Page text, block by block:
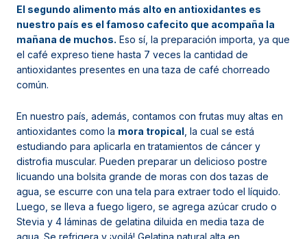
El segundo alimento más alto en antioxidantes es
nuestro país es el famoso cafecito que acompaña la
mañana de muchos. Eso sí, la preparación importa, ya que
el café expreso tiene hasta 7 veces la cantidad de
antioxidantes presentes en una taza de café chorreado
común.
En nuestro país, además, contamos con frutas muy altas en
antioxidantes como la mora tropical , la cual se está
estudiando para aplicarla en tratamientos de cáncer y
distrofia muscular. Pueden preparar un delicioso postre
licuando una bolsita grande de moras con dos tazas de
agua, se escurre con una tela para extraer todo el líquido.
Luego, se lleva a fuego ligero, se agrega azúcar crudo o
Stevia y 4 láminas de gelatina diluida en media taza de